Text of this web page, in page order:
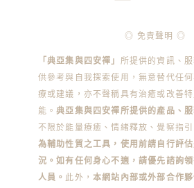
◎ 免責聲明 ◎
「典亞集與四安禪」
所提供的資訊、
供參考與自我探索使用，無意替代任
療或建議，亦不聲稱具有治癒或改善
能。典亞集與四安禪所提供的產品、
不限於能量療癒、情緒釋放、覺察指引
為輔助性質之工具，使用前請自行評
況。如有任何身心不適，請優先諮詢
人員。 此外，本網站內部或外部合作